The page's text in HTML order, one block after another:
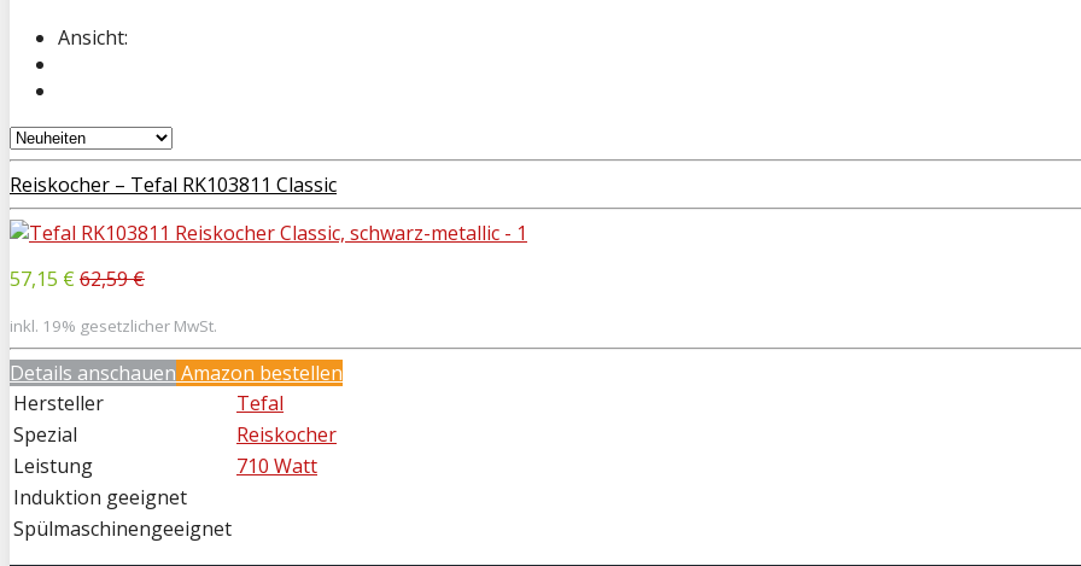
Ansicht:
Reiskocher – Tefal RK103811 Classic
57,15 € 62,59 €
inkl. 19% gesetzlicher MwSt.
Details anschauen Amazon bestellen
Hersteller
Tefal
Spezial
Reiskocher
Leistung
710 Watt
Induktion geeignet
Spülmaschinengeeignet